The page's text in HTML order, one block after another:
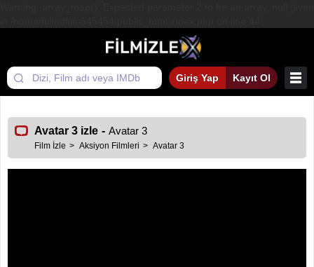
Giriş Yap Kayıt Ol
Avatar 3 izle - Avatar 3
Film İzle Aksiyon Filmleri Avatar 3